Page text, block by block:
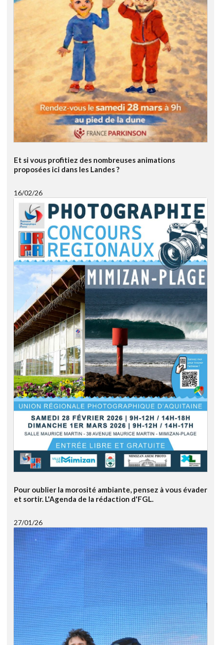
Et si vous profitiez des nombreuses animations
proposées ici dans les Landes ?
16/02/26
Pour oublier la morosité ambiante, pensez à vous évader
et sortir. L'Agenda de la rédaction d'FGL.
27/01/26